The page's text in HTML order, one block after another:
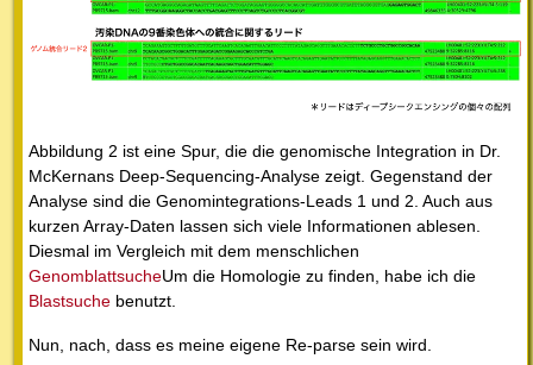
Abbildung 2 ist eine Spur, die die genomische Integration in Dr.
McKernans Deep-Sequencing-Analyse zeigt. Gegenstand der
Analyse sind die Genomintegrations-Leads 1 und 2. Auch aus
kurzen Array-Daten lassen sich viele Informationen ablesen.
Diesmal im Vergleich mit dem menschlichen
GenomblattsucheUm die Homologie zu finden, habe ich die
Blastsuche benutzt.
Nun, nach, dass es meine eigene Re-parse sein wird.